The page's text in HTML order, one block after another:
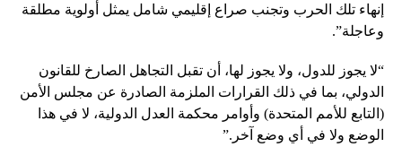
إنهاء تلك الحرب وتجنب صراع إقليمي شامل يمثل أولوية مطلقة
وعاجلة”.
“لا يجوز للدول، ولا يجوز لها، أن تقبل التجاهل الصارخ للقانون
الدولي، بما في ذلك القرارات الملزمة الصادرة عن مجلس الأمن
(التابع للأمم المتحدة) وأوامر محكمة العدل الدولية، لا في هذا
الوضع ولا في أي وضع آخر.”